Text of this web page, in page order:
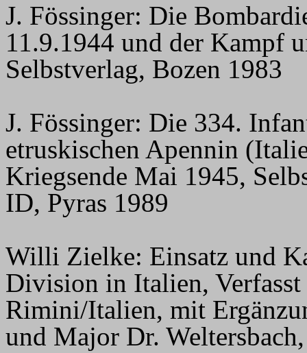
J. Fössinger: Die
11.9.1944 und der Kampf
Selbstverlag, Bozen 1983
J. Fössinger: Die 334.
etruskischen Apennin
Kriegsende Mai 1945,
ID, Pyras 1989
Willi Zielke: Einsatz und
Division in Italien,
Rimini/Italien, mit
und Major Dr.